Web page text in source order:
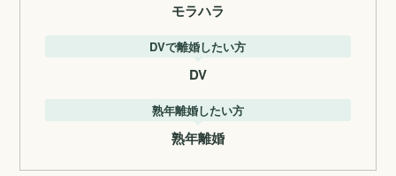
モラハラ
DVで離婚したい方
DV
熟年離婚したい方
熟年離婚